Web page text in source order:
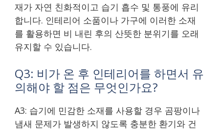
재가 자연 친화적이고 습기 흡수 및 통풍에 유리
합니다. 인테리어 소품이나 가구에 이러한 소재
를 활용하면 비 내린 후의 산뜻한 분위기를 오래
유지할 수 있습니다.
Q3: 비가 온 후 인테리어를 하면서 유
의해야 할 점은 무엇인가요?
A3: 습기에 민감한 소재를 사용할 경우 곰팡이나
냄새 문제가 발생하지 않도록 충분한 환기와 건